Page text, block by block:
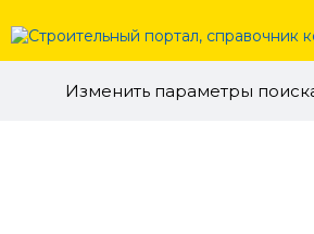
Изменить параметры